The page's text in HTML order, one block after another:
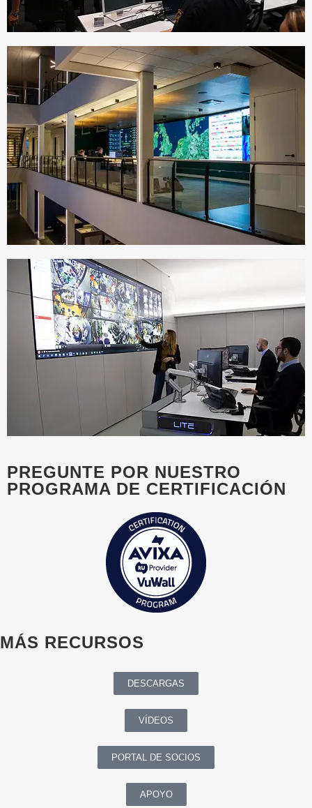
PREGUNTE POR NUESTRO
PROGRAMA DE CERTIFICACIÓN
MÁS RECURSOS
DESCARGAS
VÍDEOS
PORTAL DE SOCIOS
APOYO